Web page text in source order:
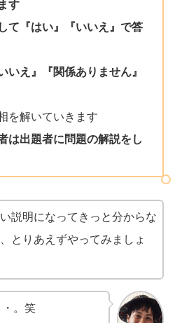
す
て『はい』『いいえ』で答
え』『関係ありません』
を解いていきます
は出題者に問題の解説をし
説明になってきっと分からな
とりあえずやってみましょ
。笑